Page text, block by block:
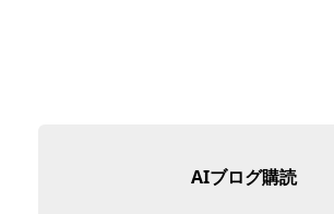
AIブログ購読